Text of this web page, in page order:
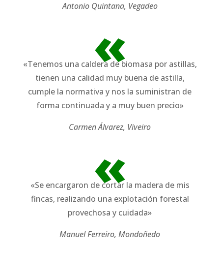
Antonio Quintana, Vegadeo
«
«Tenemos una caldera de biomasa por astillas,
tienen una calidad muy buena de astilla,
cumple la normativa y nos la suministran de
forma continuada y a muy buen precio»
Carmen Álvarez, Viveiro
«
«Se encargaron de cortar la madera de mis
fincas, realizando una explotación forestal
provechosa y cuidada»
Manuel Ferreiro, Mondoñedo